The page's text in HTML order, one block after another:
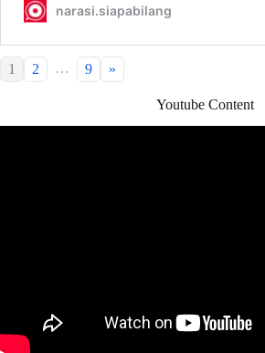
1 2 … 9 »
Youtube Content